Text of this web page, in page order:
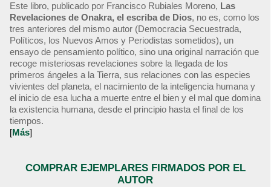
Este libro, publicado por Francisco Rubiales Moreno, Las
Revelaciones de Onakra, el escriba de Dios, no es, como los
tres anteriores del mismo autor (Democracia Secuestrada,
Políticos, los Nuevos Amos y Periodistas sometidos), un
ensayo de pensamiento político, sino una original narración que
recoge misteriosas revelaciones sobre la llegada de los
primeros ángeles a la Tierra, sus relaciones con las especies
vivientes del planeta, el nacimiento de la inteligencia humana y
el inicio de esa lucha a muerte entre el bien y el mal que domina
la existencia humana, desde el principio hasta el final de los
tiempos.
[Más]
COMPRAR EJEMPLARES FIRMADOS POR EL
AUTOR